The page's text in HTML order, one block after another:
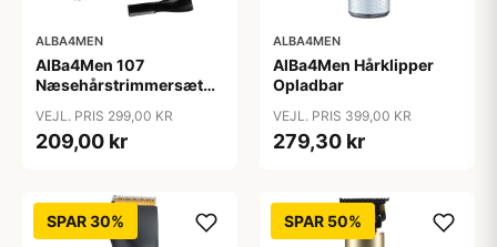
ALBA4MEN
AlBa4Men 107
Næsehårstrimmersæt
VEJL. PRIS 299,00 KR
209,00 kr
ALBA4MEN
AlBa4Men Hårklipper
Opladbar
VEJL. PRIS 399,00 KR
279,30 kr
SPAR 30% SPAR 50%